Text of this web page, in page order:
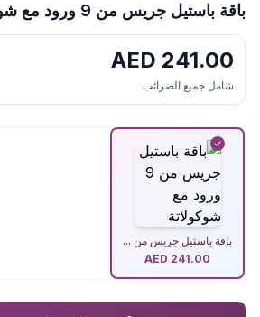
باقة باستيل جريس من 9 ورود مع شوكولاتة
241.00
شامل جميع الضرائب
باقة باستيل جريس من ...
AED 241.00